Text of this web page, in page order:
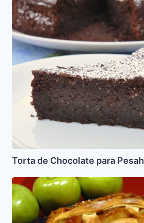
Pesah
Torta de Chocolate para Pesah
Pay
de
Manzana
para